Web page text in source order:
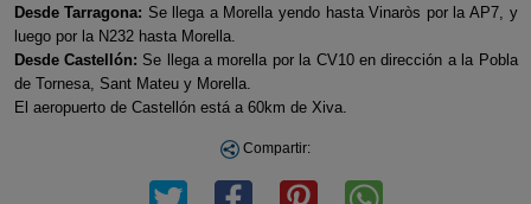
Desde Tarragona: Se llega a Morella yendo hasta Vinaròs por la AP7, y
luego por la N232 hasta Morella.
Desde Castellón: Se llega a morella por la CV10 en dirección a la Pobla
de Tornesa, Sant Mateu y Morella.
El aeropuerto de Castellón está a 60km de Xiva.
Compartir: